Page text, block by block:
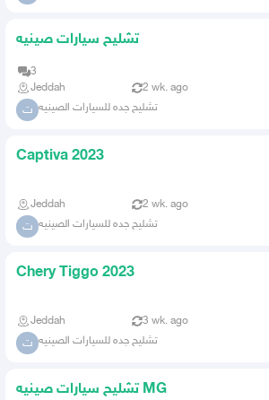
تشليح سيارات صينيه
3
Jeddah
2 wk. ago
ت تشليح جده للسيارات الصينيه
Captiva 2023
Jeddah 2 wk. ago
ت تشليح جده للسيارات الصينيه
Chery Tiggo 2023
Jeddah 3 wk. ago
ت تشليح جده للسيارات الصينيه
تشليح سيارات صينيه MG